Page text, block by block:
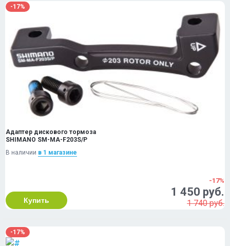
-17%
Адаптер дискового тормоза
SHIMANO SM-MA-F203S/P
В наличии в 1 магазинe
Купить
-17%
1 450 руб.
1 740 руб.
-17%